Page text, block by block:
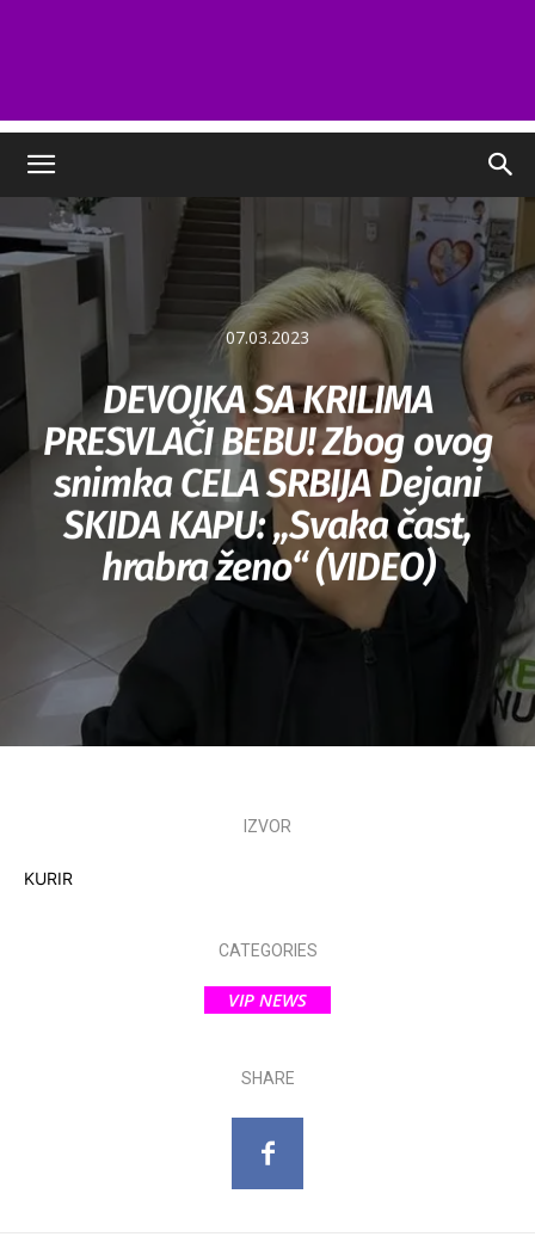
07.03.2023
DEVOJKA SA KRILIMA
PRESVLAČI BEBU! Zbog ovog
snimka CELA SRBIJA Dejani
SKIDA KAPU: „Svaka čast,
hrabra ženo“ (VIDEO)
IZVOR
KURIR
CATEGORIES
VIP NEWS
SHARE